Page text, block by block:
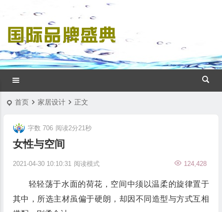
首页 家居设计 正文
女性与空间
2021-04-30 10:10:31 124,428
字数 706 阅读2分21秒
阅读模式
轻轻荡于水面的荷花，空间中须以温柔的旋律置于
其中，所选主材虽偏于硬朗，却因不同造型与方式互相